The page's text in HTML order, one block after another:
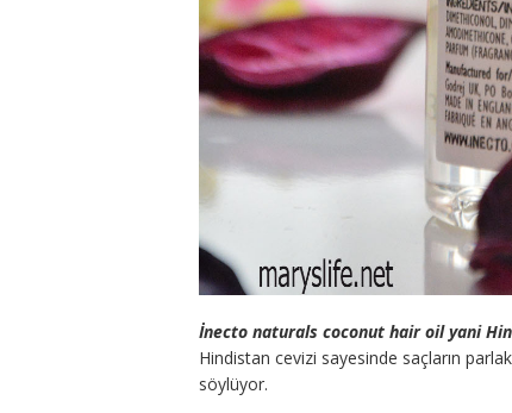
İnecto naturals coconut hair oil yani
Hindistan cevizi sayesinde saçların
söylüyor.